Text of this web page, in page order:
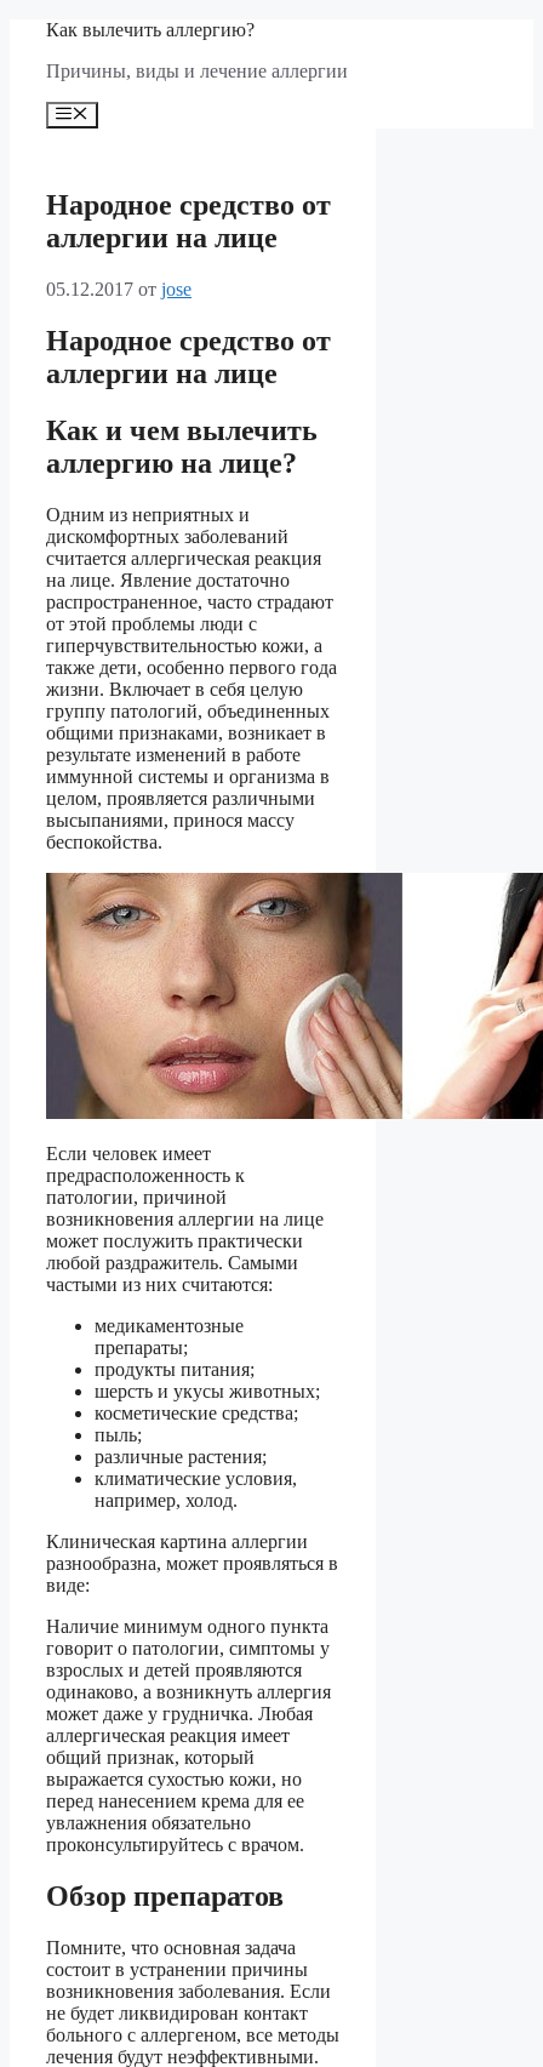
Перейти
содержимому
Как вылечить аллергию?
Причины, виды и лечение аллергии
Меню
Народное средство от
аллергии на лице
05.12.2017 от jose
Народное средство от
аллергии на лице
Как и чем вылечить
аллергию на лице?
Одним из неприятных и
дискомфортных заболеваний
считается аллергическая реакция
на лице. Явление достаточно
распространенное, часто страдают
от этой проблемы люди с
гиперчувствительностью кожи, а
также дети, особенно первого года
жизни. Включает в себя целую
группу патологий, объединенных
общими признаками, возникает в
результате изменений в работе
иммунной системы и организма в
целом, проявляется различными
высыпаниями, принося массу
беспокойства.
Если человек имеет
предрасположенность к
патологии, причиной
возникновения аллергии на лице
может послужить практически
любой раздражитель. Самыми
частыми из них считаются:
медикаментозные
препараты;
продукты питания;
шерсть и укусы животных;
косметические средства;
пыль;
различные растения;
климатические условия,
например, холод.
Клиническая картина аллергии
разнообразна, может проявляться в
виде:
Наличие минимум одного пункта
говорит о патологии, симптомы у
взрослых и детей проявляются
одинаково, а возникнуть аллергия
может даже у грудничка. Любая
аллергическая реакция имеет
общий признак, который
выражается сухостью кожи, но
перед нанесением крема для ее
увлажнения обязательно
проконсультируйтесь с врачом.
Обзор препаратов
Помните, что основная задача
состоит в устранении причины
возникновения заболевания. Если
не будет ликвидирован контакт
больного с аллергеном, все методы
лечения будут неэффективными.